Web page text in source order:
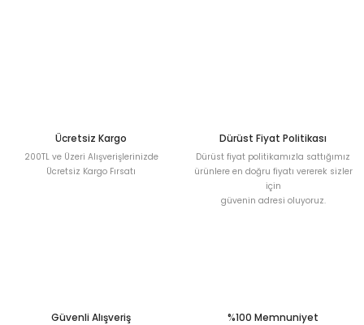
Ücretsiz Kargo
200TL ve Üzeri Alışverişlerinizde
Ücretsiz Kargo Fırsatı
Dürüst Fiyat Politikası
Dürüst fiyat politikamızla sattığımız
ürünlere en doğru fiyatı vererek sizler
için
güvenin adresi oluyoruz.
Güvenli Alışveriş %100 Memnuniyet